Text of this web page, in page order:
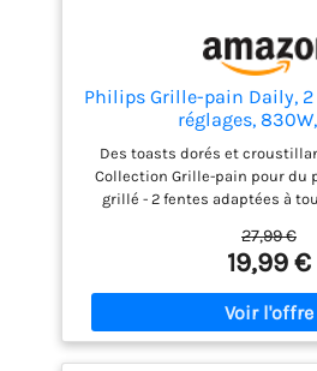
Philips Grille-pain Daily,
réglages,
Des toasts dorés et
Collection Grille-pain pour du
grillé - 2 fentes adaptées à
réglages de dorage
préférences Un toast bien
secondes : une fonction
réchauffer le pain déjà grillé en
- La fonction de décongélation
en un seul passage Utilisation
27,99 €
19,99 €